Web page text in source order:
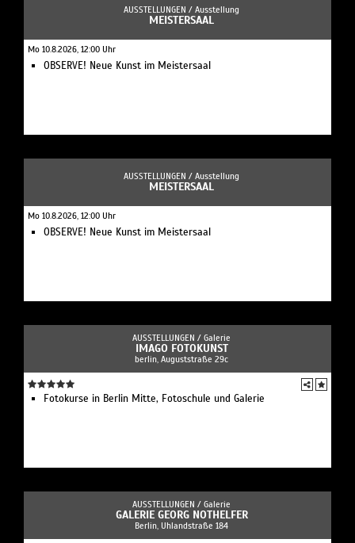
AUSSTELLUNGEN / Ausstellung
MEISTERSAAL
Mo 10.8.2026, 12:00 Uhr
OBSERVE! Neue Kunst im Meistersaal
AUSSTELLUNGEN / Ausstellung
MEISTERSAAL
Mo 10.8.2026, 12:00 Uhr
OBSERVE! Neue Kunst im Meistersaal
AUSSTELLUNGEN / Galerie
IMAGO FOTOKUNST
berlin, Auguststraße 29c
Fotokurse in Berlin Mitte, Fotoschule und Galerie
AUSSTELLUNGEN / Galerie
GALERIE GEORG NOTHELFER
Berlin, Uhlandstraße 184